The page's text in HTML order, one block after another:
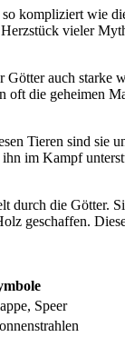
kompliziert wie
vieler
Götter ⁢auch
oft die‍ geheimen
Tieren sind sie
im Kampf
durch die Götter.
geschaffen.
Speer